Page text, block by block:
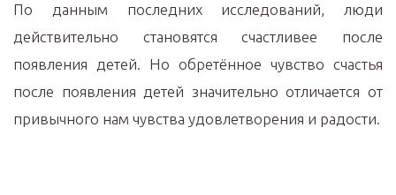
По данным последних исследований, люди
действительно становятся счастливее после
появления детей. Но обретённое чувство счастья
после появления детей значительно отличается от
привычного нам чувства удовлетворения и радости.